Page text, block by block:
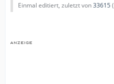
Einmal editiert, zuletzt von33615 (